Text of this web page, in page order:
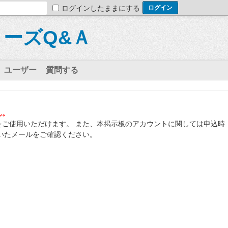
ログインしたままにする
ズQ&Ａ
ユーザー 質問する
使用いただけます。 また、本掲示板のアカウントに関しては申込時
メールをご確認ください。